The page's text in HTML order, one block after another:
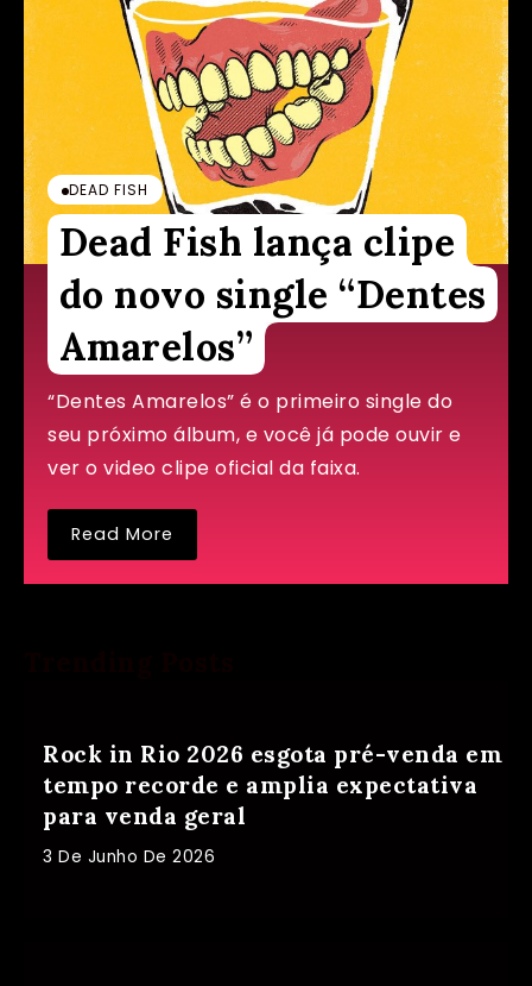
DEAD FISH
Dead Fish lança clipe
do novo single “Dentes
Amarelos”
“Dentes Amarelos” é o primeiro single do
seu próximo álbum, e você já pode ouvir e
ver o video clipe oficial da faixa.
Read More
Rock in Rio 2026 esgota pré-venda em
tempo recorde e amplia expectativa
para venda geral
3 De Junho De 2026